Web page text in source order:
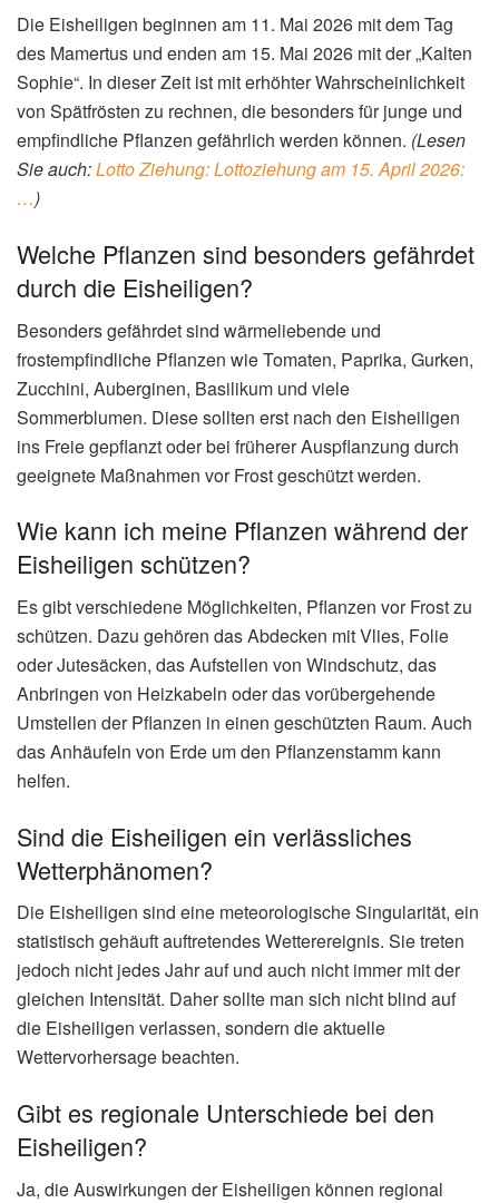
Die Eisheiligen beginnen am 11. Mai 2026 mit dem Tag
des Mamertus und enden am 15. Mai 2026 mit der „Kalten
Sophie“. In dieser Zeit ist mit erhöhter Wahrscheinlichkeit
von Spätfrösten zu rechnen, die besonders für junge und
empfindliche Pflanzen gefährlich werden können. (Lesen
Sie auch:Lotto Ziehung: Lottoziehung am 15. April 2026:
…)
Welche Pflanzen sind besonders gefährdet
durch die Eisheiligen?
Besonders gefährdet sind wärmeliebende und
frostempfindliche Pflanzen wie Tomaten, Paprika, Gurken,
Zucchini, Auberginen, Basilikum und viele
Sommerblumen. Diese sollten erst nach den Eisheiligen
ins Freie gepflanzt oder bei früherer Auspflanzung durch
geeignete Maßnahmen vor Frost geschützt werden.
Wie kann ich meine Pflanzen während der
Eisheiligen schützen?
Es gibt verschiedene Möglichkeiten, Pflanzen vor Frost zu
schützen. Dazu gehören das Abdecken mit Vlies, Folie
oder Jutesäcken, das Aufstellen von Windschutz, das
Anbringen von Heizkabeln oder das vorübergehende
Umstellen der Pflanzen in einen geschützten Raum. Auch
das Anhäufeln von Erde um den Pflanzenstamm kann
helfen.
Sind die Eisheiligen ein verlässliches
Wetterphänomen?
Die Eisheiligen sind eine meteorologische Singularität, ein
statistisch gehäuft auftretendes Wetterereignis. Sie treten
jedoch nicht jedes Jahr auf und auch nicht immer mit der
gleichen Intensität. Daher sollte man sich nicht blind auf
die Eisheiligen verlassen, sondern die aktuelle
Wettervorhersage beachten.
Gibt es regionale Unterschiede bei den
Eisheiligen?
Ja, die Auswirkungen der Eisheiligen können regional